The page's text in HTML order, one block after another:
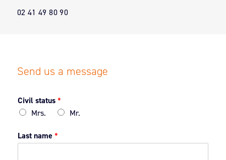
02 41 49 80 90
Send us a message
Civil status*
Mrs.
Mr.
Last name *